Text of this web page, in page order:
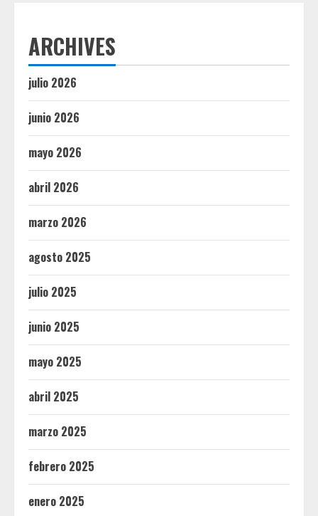
ARCHIVES
julio 2026
junio 2026
mayo 2026
abril 2026
marzo 2026
agosto 2025
julio 2025
junio 2025
mayo 2025
abril 2025
marzo 2025
febrero 2025
enero 2025